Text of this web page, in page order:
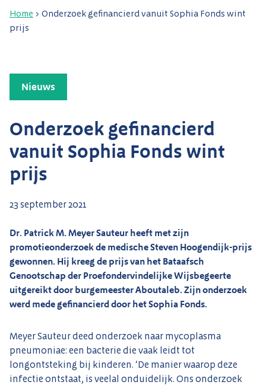
Home > Onderzoek gefinancierd vanuit Sophia Fonds wint
prijs
Nieuws
Onderzoek gefinancierd
vanuit Sophia Fonds wint
prijs
23 september 2021
Dr. Patrick M. Meyer Sauteur heeft met zijn
promotieonderzoek de medische Steven Hoogendijk-prijs
gewonnen. Hij kreeg de prijs van het Bataafsch
Genootschap der Proefondervindelijke Wijsbegeerte
uitgereikt door burgemeester Aboutaleb. Zijn onderzoek
werd mede gefinancierd door het Sophia Fonds.
Meyer Sauteur deed onderzoek naar mycoplasma
pneumoniae: een bacterie die vaak leidt tot
longontsteking bij kinderen. ‘De manier waarop deze
infectie ontstaat, is veelal onduidelijk. Ons onderzoek